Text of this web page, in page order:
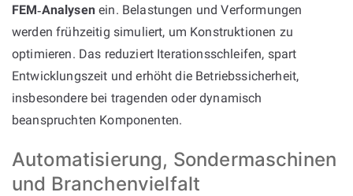
FEM‑Analysenein. Belastungen und Verformungen
werden frühzeitig simuliert, um Konstruktionen zu
optimieren. Das reduziert Iterationsschleifen, spart
Entwicklungszeit und erhöht die Betriebssicherheit,
insbesondere bei tragenden oder dynamisch
beanspruchten Komponenten.
Automatisierung, Sondermaschinen
und Branchenvielfalt